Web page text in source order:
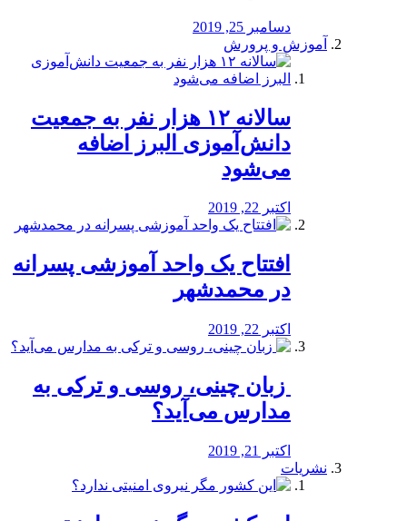
دسامبر 25, 2019
آموزش و پرورش
️سالانه ۱۲ هزار نفر به جمعیت
دانش‌آموزی البرز اضافه
می‌شود
اکتبر 22, 2019
افتتاح یک واحد آموزشی پسرانه
در محمدشهر
اکتبر 22, 2019
️ زبان چینی، روسی و ترکی به
مدارس می‌آید؟
اکتبر 21, 2019
نشریات